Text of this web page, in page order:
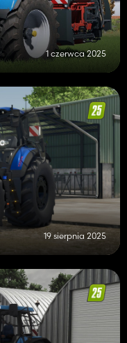
1 czerwca 2025
19 sierpnia 2025